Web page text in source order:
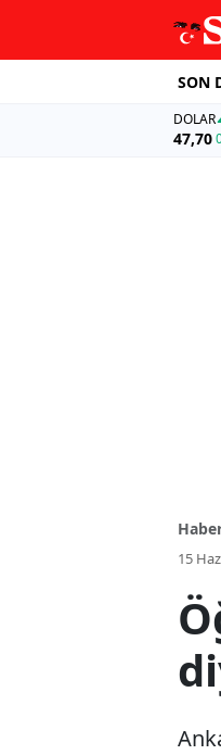
SON
DOLAR
47,70
15